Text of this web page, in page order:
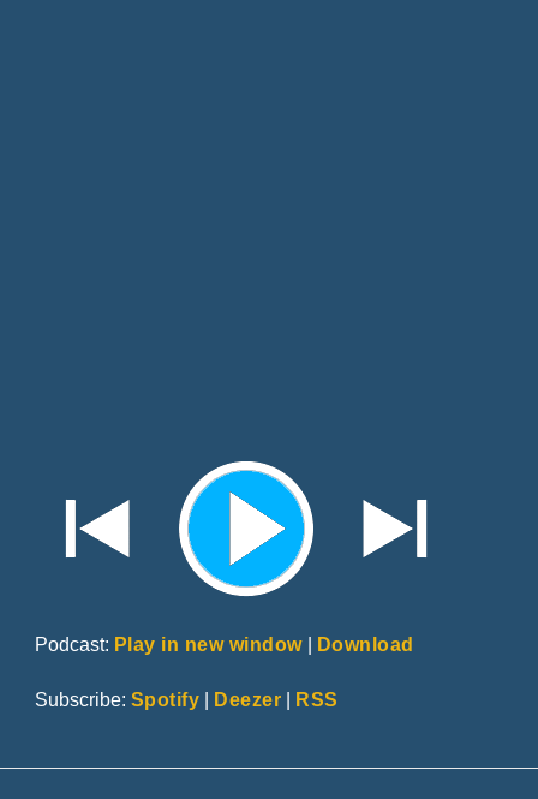
Podcast: Play in new window| Download
Subscribe: Spotify | Deezer | RSS